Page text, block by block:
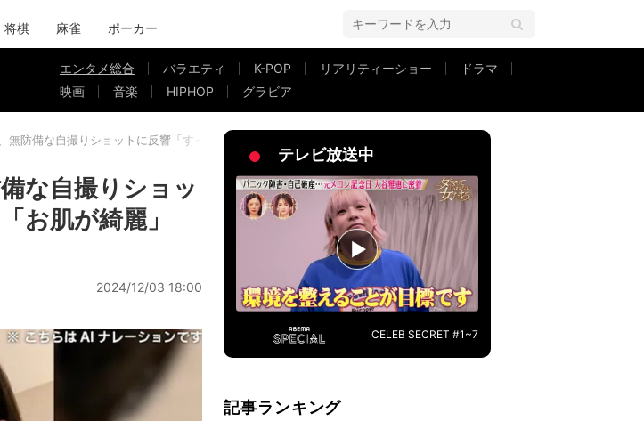
将棋 麻雀 ポーカー
エンタメ総合 バラエティ K-POP リアリティーショー
ドラマ
映画
音楽 HIPHOP グラビア
防備な自撮りショットに反響「すっぴん佳子さんLove」「お肌が綺麗」
な自撮りショッ
お肌が綺麗」
2024/12/03 18:00
テレビ放送中
CELEB SECRET #1~7
記事ランキング